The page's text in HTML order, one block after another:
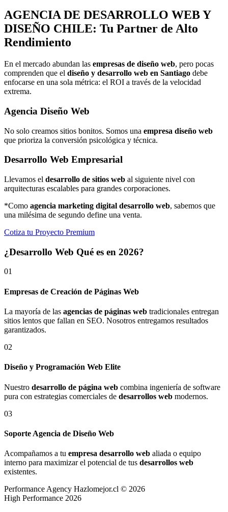
AGENCIA DE DESARROLLO WEB Y
DISEÑO CHILE: Tu Partner de Alto
Rendimiento
En el mercado abundan las empresas de diseño web, pero pocas
comprenden que el diseño y desarrollo web en Santiago debe
enfocarse en una sola métrica: el ROI a través de la velocidad
extrema.
Agencia Diseño Web
No solo creamos sitios bonitos. Somos una empresa diseño web
que prioriza la conversión psicológica y técnica.
Desarrollo Web Empresarial
Llevamos el desarrollo de sitios web al siguiente nivel con
arquitecturas escalables para grandes corporaciones.
*Como agencia marketing digital desarrollo web, sabemos que
una milésima de segundo define una venta.
Cotiza tu Proyecto Premium
¿Desarrollo Web Qué es en 2026?
01
Empresas de Creación de Páginas Web
La mayoría de las agencias de páginas web tradicionales entregan
sitios lentos que fallan en SEO. Nosotros entregamos resultados
garantizados.
02
Diseño y Programación Web Elite
Nuestro desarrollo de página web combina ingeniería de software
pura con estrategias comerciales de desarrollos web modernos.
03
Soporte Agencia de Diseño Web
Acompañamos a tu empresa desarrollo web aliada o equipo
interno para maximizar el potencial de tus desarrollos web
existentes.
Performance Agency Hazlomejor.cl © 2026
High Performance 2026